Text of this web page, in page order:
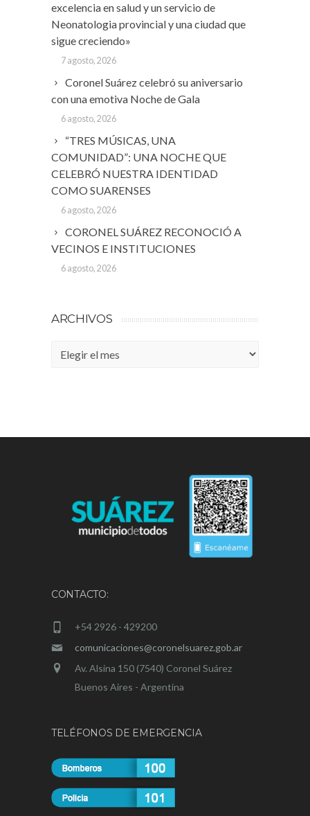
excelencia en salud y un servicio de
Neonatologia provincial y una ciudad que
sigue creciendo»
7 agosto, 2026
Coronel Suárez celebró su aniversario
con una emotiva Noche de Gala
6 agosto, 2026
“TRES MÚSICAS, UNA
COMUNIDAD”: UNA NOCHE QUE
CELEBRÓ NUESTRA IDENTIDAD
COMO SUARENSES
6 agosto, 2026
CORONEL SUÁREZ RECONOCIÓ A
VECINOS E INSTITUCIONES
6 agosto, 2026
ARCHIVOS
Archivos
CONTACTO:
+54 2926 - 429200
comunicaciones@coronelsuarez.gob.ar
Av. Alsina 150 (7540) Coronel Suárez
Buenos Aires - Argentina
TELÉFONOS DE EMERGENCIA